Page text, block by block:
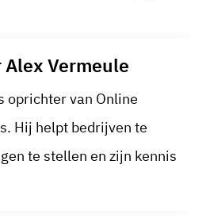
Alex Vermeule
oprichter van Online
Hij helpt bedrijven te
te stellen en zijn kennis